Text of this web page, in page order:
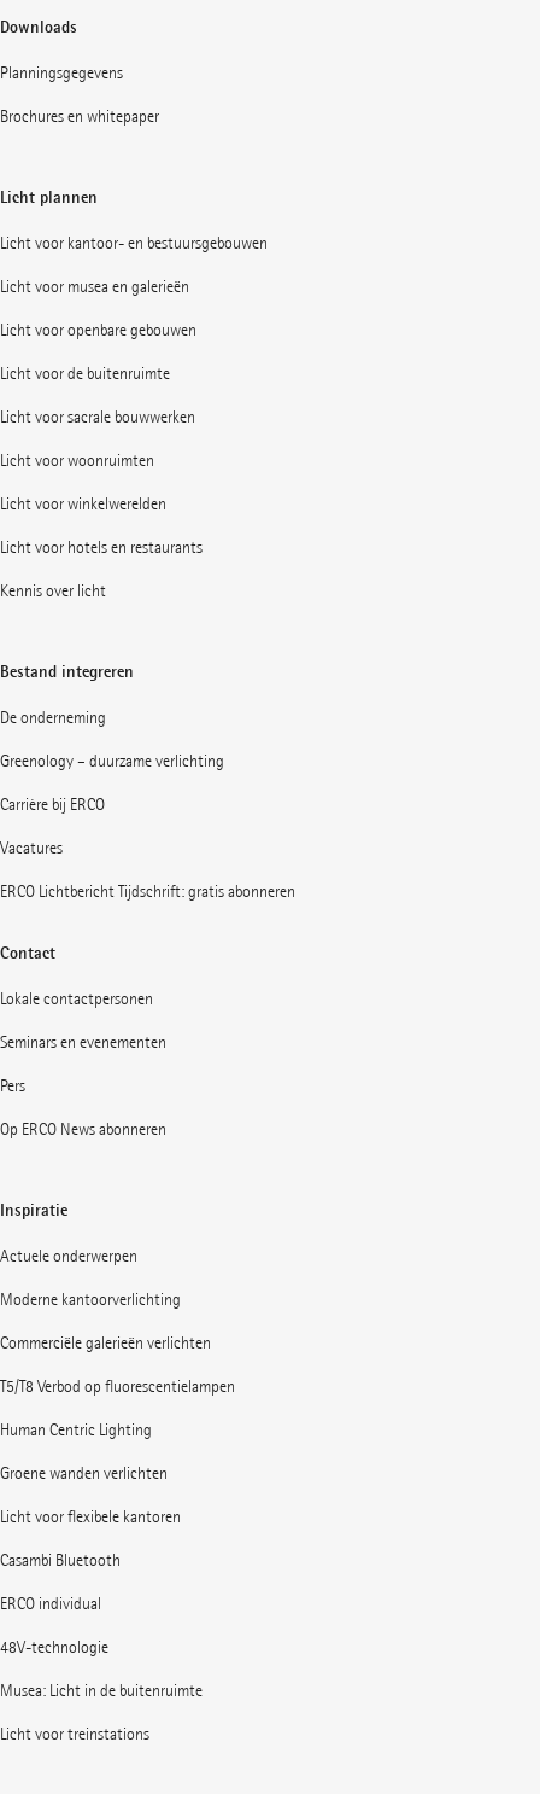
Downloads
Planningsgegevens
Brochures en whitepaper
Licht plannen
Licht voor kantoor- en bestuursgebouwen
Licht voor musea en galerieën
Licht voor openbare gebouwen
Licht voor de buitenruimte
Licht voor sacrale bouwwerken
Licht voor woonruimten
Licht voor winkelwerelden
Licht voor hotels en restaurants
Kennis over licht
Bestand integreren
De onderneming
Greenology – duurzame verlichting
Carrière bij ERCO
Vacatures
ERCO Lichtbericht Tijdschrift: gratis abonneren
Contact
Lokale contactpersonen
Seminars en evenementen
Pers
Op ERCO News abonneren
Inspiratie
Actuele onderwerpen
Moderne kantoorverlichting
Commerciële galerieën verlichten
T5/T8 Verbod op fluorescentielampen
Human Centric Lighting
Groene wanden verlichten
Licht voor flexibele kantoren
Casambi Bluetooth
ERCO individual
48V-technologie
Musea: Licht in de buitenruimte
Licht voor treinstations